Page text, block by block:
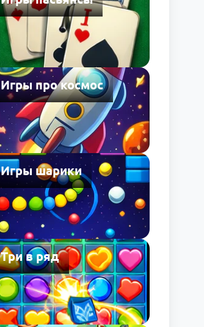
Игры про космос
Игры шарики
Три в ряд